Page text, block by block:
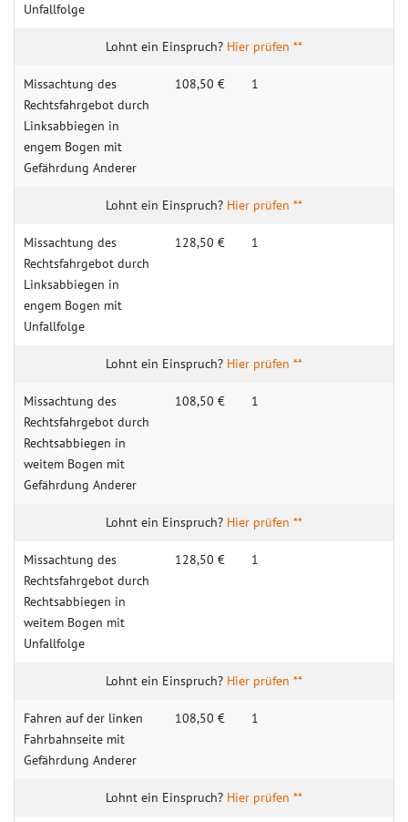
Unfallfolge
Hier prüfen **
Missachtung des
Rechtsfahrgebot durch
Linksabbiegen in
engem Bogen mit
Gefährdung Anderer
108,50 € 1
Hier prüfen **
Missachtung des
Rechtsfahrgebot durch
Linksabbiegen in
engem Bogen mit
Unfallfolge
128,50 € 1
Hier prüfen **
Missachtung des
Rechtsfahrgebot durch
Rechtsabbiegen in
weitem Bogen mit
Gefährdung Anderer
108,50 € 1
Hier prüfen **
Missachtung des
Rechtsfahrgebot durch
Rechtsabbiegen in
weitem Bogen mit
Unfallfolge
128,50 € 1
Hier prüfen **
Fahren auf der linken
Fahrbahnseite mit
Gefährdung Anderer
108,50 € 1
Hier prüfen **